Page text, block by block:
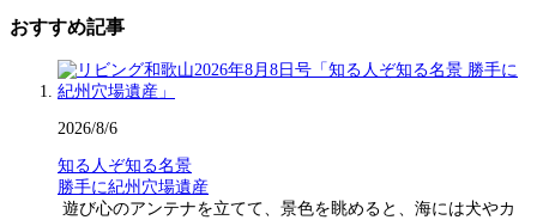
おすすめ記事
2026/8/6
知る人ぞ知る名景
勝手に紀州穴場遺産
遊び心のアンテナを立てて、景色を眺めると、海には犬やカ